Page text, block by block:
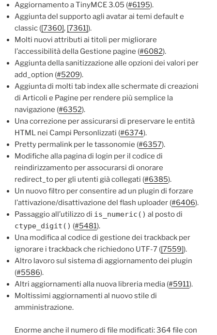
Aggiornamento a TinyMCE 3.05 (#6195).
Aggiunta del supporto agli avatar ai temi default e
classic ([7360], [7361]).
Molti nuovi attributi ai titoli per migliorare
l’accessibilità della Gestione pagine (#6082).
Aggiunta della sanitizzazione alle opzioni dei valori per
add_option (#5209).
Aggiunta di molti tab index alle schermate di creazioni
di Articoli e Pagine per rendere più semplice la
navigazione (#6352).
Una correzione per assicurarsi di preservare le entità
HTML nei Campi Personlizzati (#6374).
Pretty permalink per le tassonomie (#6357).
Modifiche alla pagina di login per il codice di
reindirizzamento per assocurarsi di onorare
redirect_to per gli utenti già collegati (#6385).
Un nuovo filtro per consentire ad un plugin di forzare
l’attivazione/disattivazione del flash uploader (#6406).
Passaggio all’utilizzo di is_numeric() al posto di
ctype_digit() (#5481).
Una modifica al codice di gestione dei trackback per
ignorare i trackback che richiedono UTF-7 ([7559]).
Altro lavoro sul sistema di aggiornamento dei plugin
(#5586).
Altri aggiornamenti alla nuova libreria media (#5911).
Moltissimi aggiornamenti al nuovo stile di
amministrazione.
Enorme anche il numero di file modificati: 364 file con